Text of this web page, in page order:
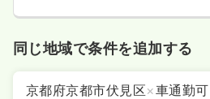
同じ地域で条件を追加する
京都府京都市伏見区×車通勤可